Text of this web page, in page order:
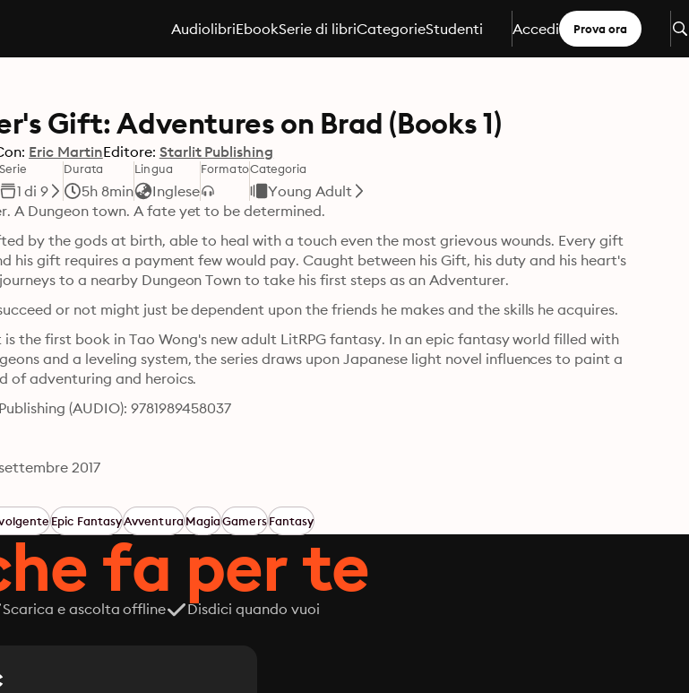
AudiolibriEbookSerie di libriCategorieStudenti Accedi Prova ora
Gift: Adventures on Brad (Books 1)
Eric MartinEditore: Starlit Publishing
Serie
1 di 9
Durata
5h 8min
Lingua
Inglese
FormatoCategoria
Young Adult
A Dungeon town. A fate yet to be determined.
by the gods at birth, able to heal with a touch even the most grievous wounds. Every gift
his gift requires a payment few would pay. Caught between his Gift, his duty and his heart's
to a nearby Dungeon Town to take his first steps as an Adventurer.
or not might just be dependent upon the friends he makes and the skills he acquires.
is the first book in Tao Wong's new adult LitRPG fantasy. In an epic fantasy world filled with
and a leveling system, the series draws upon Japanese light novel influences to paint a
of adventuring and heroics.
(AUDIO): 9781989458037
2017
Epic FantasyAvventuraMagiaGamersFantasy
fa per te
Scarica e ascolta offline Disdici quando vuoi